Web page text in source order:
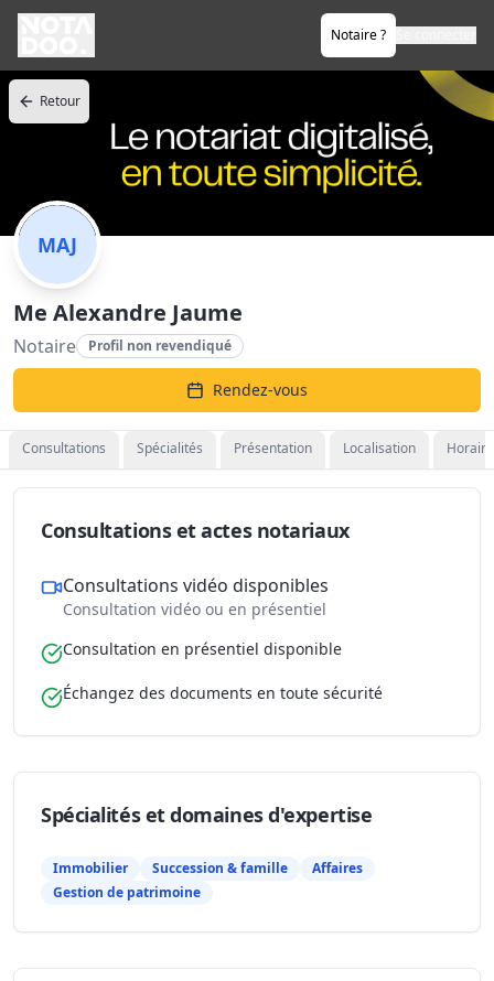
Notaire ?
Retour
MAJ
Me Alexandre Jaume
Notaire Profil non revendiqué
Rendez-vous
Consultations Spécialités Présentation Localisation
Consultations et actes notariaux
Consultations vidéo disponibles
Consultation vidéo ou en présentiel
Consultation en présentiel disponible
Échangez des documents en toute sécurité
Spécialités et domaines d'expertise
Immobilier Succession & famille
Affaires
Gestion de patrimoine